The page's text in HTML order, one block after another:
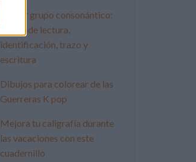
Primer grupo consonántico:
Fichas de lectura,
identificación, trazo y
escritura
Dibujos para colorear de las
Guerreras K pop
Mejora tu caligrafía durante
las vacaciones con este
cuadernillo